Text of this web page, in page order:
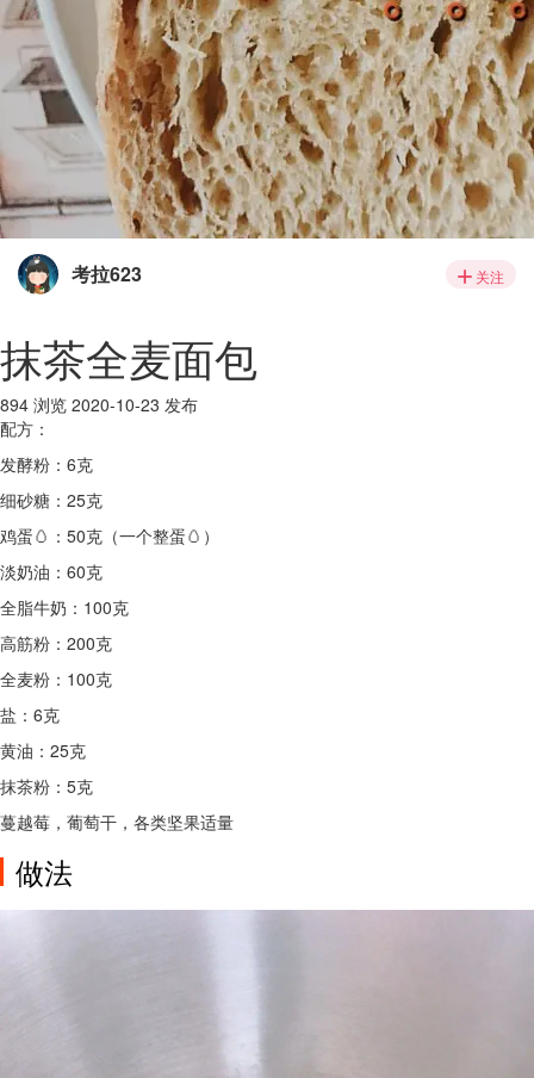
考拉623 关注
抹茶全麦面包
894 浏览 2020-10-23 发布
配方：
发酵粉：6克
细砂糖：25克
鸡蛋🥚：50克（一个整蛋🥚）
淡奶油：60克
全脂牛奶：100克
高筋粉：200克
全麦粉：100克
盐：6克
黄油：25克
抹茶粉：5克
蔓越莓，葡萄干，各类坚果适量
做法